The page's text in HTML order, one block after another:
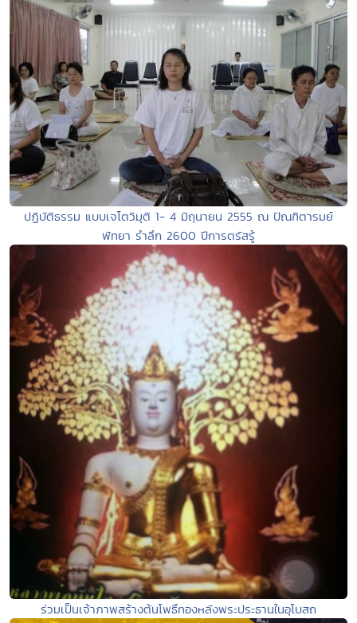
ปฏิบัติธรรม แบบเจโตวิมุติ 1- 4 มิถุนายน 2555 ณ ปัณฑิตารมย์
พัทยา รำลึก 2600 ปีการตรัสรู้
ร่วมเป็นเจ้าภาพสร้างต้นโพธิ์ทองหลังพระประธานในอุโบสถ